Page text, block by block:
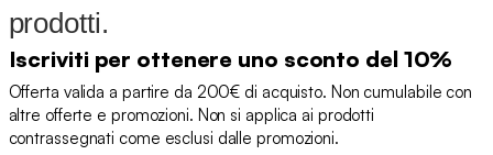
prodotti.
Iscriviti per ottenere uno sconto del 10%
Offerta valida a partire da 200€ di acquisto. Non cumulabile con
altre offerte e promozioni. Non si applica ai prodotti
contrassegnati come esclusi dalle promozioni.